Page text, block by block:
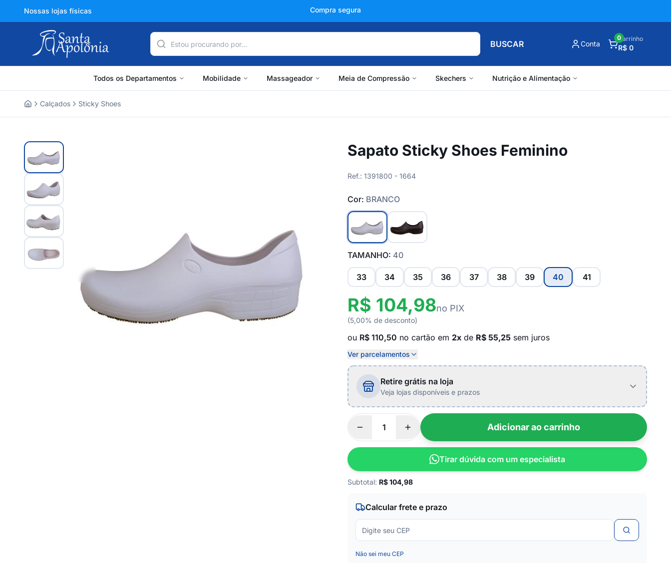
Nossas lojas físicas +150 mil avaliações
BUSCAR Conta
Carrinho
R$ 0
0
Todos os Departamentos Mobilidade Massageador Meia de Compressão Skechers Nutrição e Alimentação
Calçados Sticky Shoes
Sapato Sticky Shoes Feminino
Ref.: 1391800 - 1664
Cor: BRANCO
TAMANHO: 40
33 34 35 36 37 38 39 40 41
R$ 104,98no PIX
(5,00% de desconto)
ou R$ 110,50 no cartão em 2x de R$ 55,25 sem juros
Ver parcelamentos
Retire grátis na loja
Veja lojas disponíveis e prazos
Adicionar ao carrinho
Tirar dúvida com um especialista
Subtotal: R$104,98
Calcular frete e prazo
Não sei meu CEP